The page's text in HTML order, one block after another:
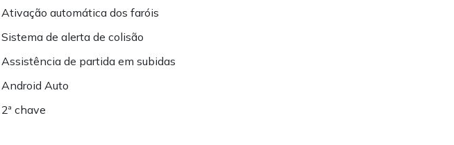
• Ativação automática dos faróis
• Sistema de alerta de colisão
• Assistência de partida em subidas
• Android Auto
• 2ª chave